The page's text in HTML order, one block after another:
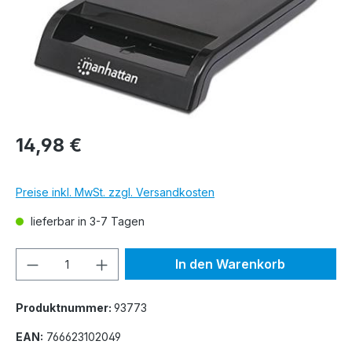
14,98 €
Preise inkl. MwSt. zzgl. Versandkosten
lieferbar in 3-7 Tagen
Produkt Anzahl: Gib denIn den Warenkorb
Produktnummer: 93773
EAN: 766623102049